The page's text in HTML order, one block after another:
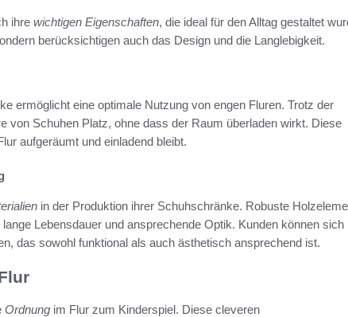
ihre wichtigen Eigenschaften, die ideal für den Alltag gestaltet
berücksichtigen auch das Design und die Langlebigkeit.
ermöglicht eine optimale Nutzung von engen Fluren. Trotz der
von Schuhen Platz, ohne dass der Raum überladen wirkt. Diese
aufgeräumt und einladend bleibt.
in der Produktion ihrer Schuhschränke. Robuste
Lebensdauer und ansprechende Optik. Kunden können sich
das sowohl funktional als auch ästhetisch ansprechend ist.
Ordnung im Flur zum Kinderspiel. Diese cleveren